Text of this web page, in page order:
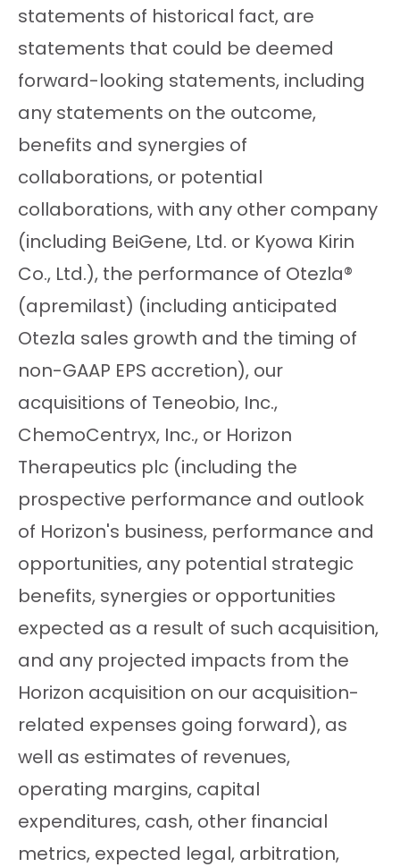
statements of historical fact, are
statements that could be deemed
forward-looking statements, including
any statements on the outcome,
benefits and synergies of
collaborations, or potential
collaborations, with any other company
(including BeiGene, Ltd. or Kyowa Kirin
Co., Ltd.), the performance of Otezla®
(apremilast) (including anticipated
Otezla sales growth and the timing of
non-GAAP EPS accretion), our
acquisitions of Teneobio, Inc.,
ChemoCentryx, Inc., or Horizon
Therapeutics plc (including the
prospective performance and outlook
of Horizon's business, performance and
opportunities, any potential strategic
benefits, synergies or opportunities
expected as a result of such acquisition,
and any projected impacts from the
Horizon acquisition on our acquisition-
related expenses going forward), as
well as estimates of revenues,
operating margins, capital
expenditures, cash, other financial
metrics, expected legal, arbitration,